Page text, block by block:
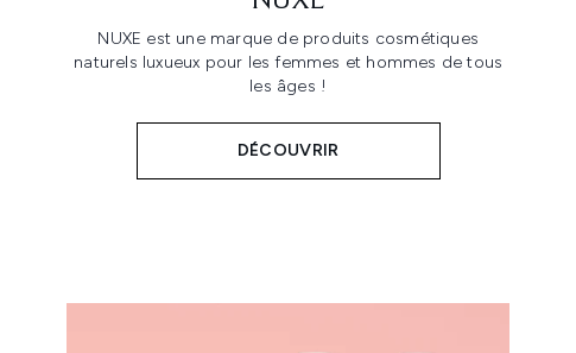
NUXE est une marque de produits cosmétiques
naturels luxueux pour les femmes et hommes de tous
les âges !
DÉCOUVRIR